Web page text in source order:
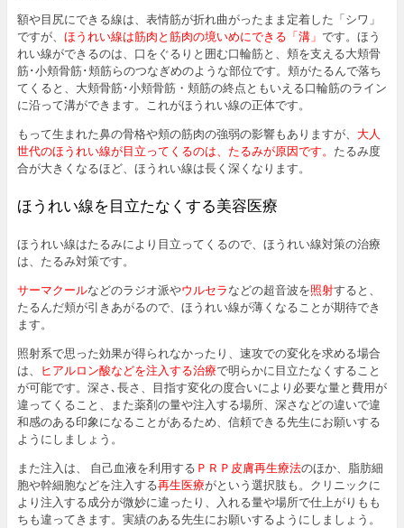
r
k
s
額や目尻にできる線は、表情筋が折れ曲がったまま定着した「シワ」
ですが、 ほうれい線は筋肉と筋肉の境いめにできる「溝」 です。ほう
れい線ができるのは、口をぐるりと囲む口輪筋と、頬を支える大頬骨
筋･小頬骨筋･頬筋らのつなぎめのような部位です。頬がたるんで落ち
てくると、大頬骨筋･小頬骨筋・頬筋の終点ともいえる口輪筋のライン
に沿って溝ができます。これがほうれい線の正体です。
もって生まれた鼻の骨格や頬の筋肉の強弱の影響もありますが、 大人
世代のほうれい線が目立ってくるのは、たるみが原因です。 たるみ度
合が大きくなるほど、ほうれい線は長く深くなります。
ほうれい線を目立たなくする美容医療
ほうれい線はたるみにより目立ってくるので、ほうれい線対策の治療
は、たるみ対策です。
サーマクールなどのラジオ派やウルセラなどの超音波を照射すると、
たるんだ頬が引きあがるので、ほうれい線が薄くなることが期待でき
ます。
照射系で思った効果が得られなかったり、速攻での変化を求める場合
は、
ヒアルロン酸などを注入する治療で明らかに目立たなくすること
が可能です。深さ､長さ、目指す変化の度合いにより必要な量と費用が
違ってくること、また薬剤の量や注入する場所、深さなどの違いで違
和感のある印象になることがあるため、信頼できる先生にお願いする
ようにしましょう。
また注入は、 自己血液を利用する ＰＲＰ皮膚再生療法のほか、脂肪細
胞や幹細胞などを注入する再生医療がという選択肢も。クリニックに
より注入する成分が微妙に違ったり、入れる量や場所で仕上がりもも
ちも違ってきます。実績のある先生にお願いするようにしましょう。